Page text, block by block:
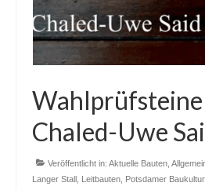
Wahlprüfsteine
Chaled-Uwe
Veröffentlicht in: Aktuelle Bauten
Langer Stall Leitbauten Potsdamer Baukultur,